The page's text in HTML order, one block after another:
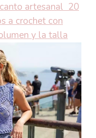
artesanal 20
a crochet con
y la talla